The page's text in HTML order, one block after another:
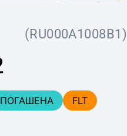
(RU000A1008B1)
ПОГАШЕНА FLT